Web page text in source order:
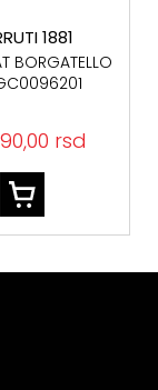
1881
SAT
rsd